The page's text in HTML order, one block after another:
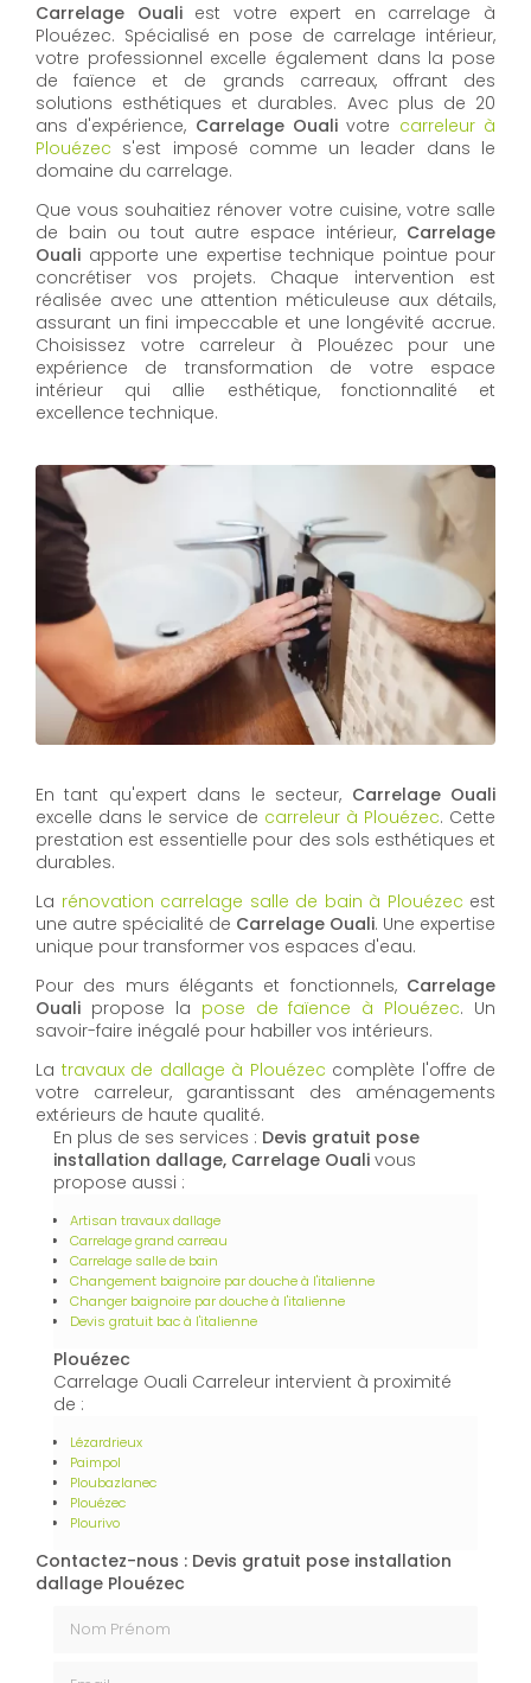
Carrelage Oualiest votre expert en carrelage à
Plouézec. Spécialisé en pose de carrelage intérieur,
votre professionnel excelle également dans la pose
de faïence et de grands carreaux, offrant des
solutions esthétiques et durables. Avec plus de 20
ans d'expérience, Carrelage Ouali votre carreleur à
Plouézec s'est imposé comme un leader dans le
domaine du carrelage.
Que vous souhaitiez rénover votre cuisine, votre salle
de bain ou tout autre espace intérieur, Carrelage
Ouali apporte une expertise technique pointue pour
concrétiser vos projets. Chaque intervention est
réalisée avec une attention méticuleuse aux détails,
assurant un fini impeccable et une longévité accrue.
Choisissez votre carreleur à Plouézec pour une
expérience de transformation de votre espace
intérieur qui allie esthétique, fonctionnalité et
excellence technique.
En tant qu'expert dans le secteur, Carrelage Ouali
excelle dans le service de carreleur à Plouézec. Cette
prestation est essentielle pour des sols esthétiques et
durables.
La rénovation carrelage salle de bain à Plouézec est
une autre spécialité de Carrelage Ouali. Une expertise
unique pour transformer vos espaces d'eau.
Pour des murs élégants et fonctionnels, Carrelage
Ouali propose la pose de faïence à Plouézec. Un
savoir-faire inégalé pour habiller vos intérieurs.
La travaux de dallage à Plouézec complète l'offre de
votre carreleur, garantissant des aménagements
extérieurs de haute qualité.
En plus de ses services : Devis gratuit pose
installation dallage, Carrelage Ouali vous
propose aussi :
Artisan travaux dallage
Carrelage grand carreau
Carrelage salle de bain
Changement baignoire par douche à l'italienne
Changer baignoire par douche à l'italienne
Devis gratuit bac à l'italienne
Plouézec
Carrelage Ouali Carreleur intervient à proximité
de :
Lézardrieux
Paimpol
Ploubazlanec
Plouézec
Plourivo
Contactez-nous : Devis gratuit pose installation
dallage Plouézec